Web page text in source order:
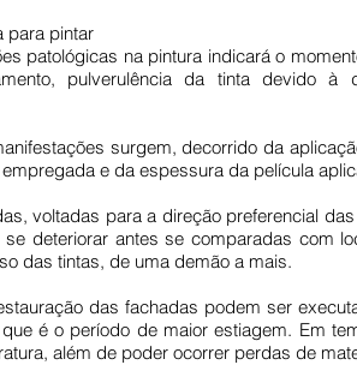
para pintar
patológicas na pintura indicará o
pulverulência da tinta devido
surgem, decorrido da
e da espessura da película
voltadas para a direção preferencial
se deteriorar antes se comparadas com
das tintas, de uma demão a mais.
das fachadas podem ser
é o período de maior estiagem. Em
além de poder ocorrer perdas de